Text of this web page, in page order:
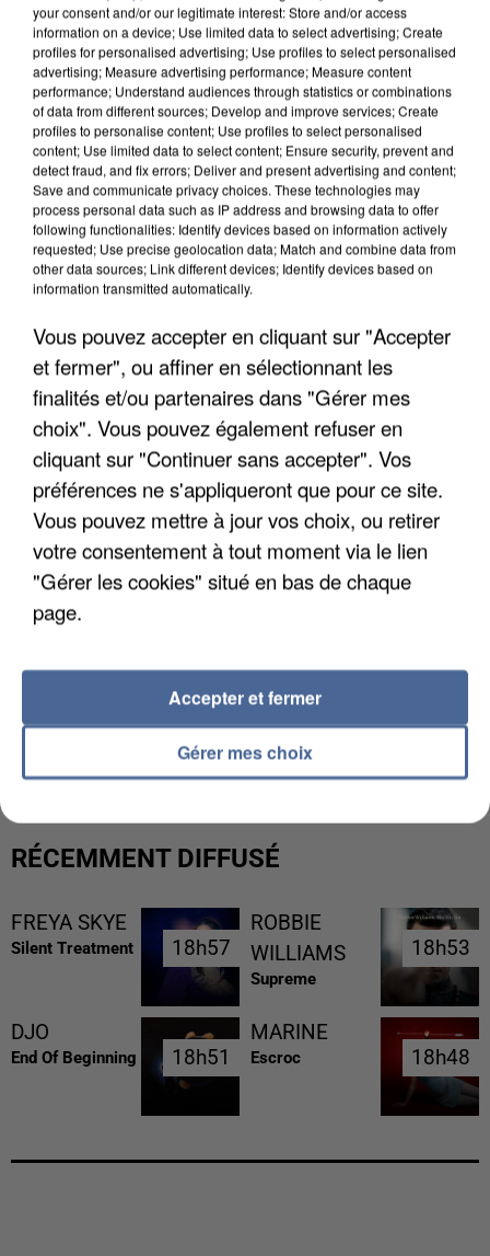
APRÈS TOUTES CES CANICULES, LES REFUGES
L’UN DES FONDATEURS SUPPOSÉS DE LA DZ
MAFIA INTERPELLÉ EN ALGÉRIE
RÉCEMMENT DIFFUSÉ
FREYA SKYE
Silent Treatment 18h57
18h57
ROBBIE
WILLIAMS
Supreme
18h53
18h53
DJO
End Of Beginning 18h51
18h51
MARINE
Escroc 18h48
18h48
your consent and/or our legitimate interest: Store and/or access
information on a device; Use limited data to select advertising; Create
profiles for personalised advertising; Use profiles to select personalised
advertising; Measure advertising performance; Measure content
performance; Understand audiences through statistics or combinations
of data from different sources; Develop and improve services; Create
profiles to personalise content; Use profiles to select personalised
content; Use limited data to select content; Ensure security, prevent and
detect fraud, and fix errors; Deliver and present advertising and content;
Save and communicate privacy choices. These technologies may
process personal data such as IP address and browsing data to offer
following functionalities: Identify devices based on information actively
requested; Use precise geolocation data; Match and combine data from
other data sources; Link different devices; Identify devices based on
information transmitted automatically.
Vous pouvez accepter en cliquant sur "Accepter
et fermer", ou affiner en sélectionnant les
finalités et/ou partenaires dans "Gérer mes
choix". Vous pouvez également refuser en
cliquant sur "Continuer sans accepter". Vos
préférences ne s'appliqueront que pour ce site.
Vous pouvez mettre à jour vos choix, ou retirer
votre consentement à tout moment via le lien
"Gérer les cookies" situé en bas de chaque
page.
Gérer mes choix
Accepter et fermer